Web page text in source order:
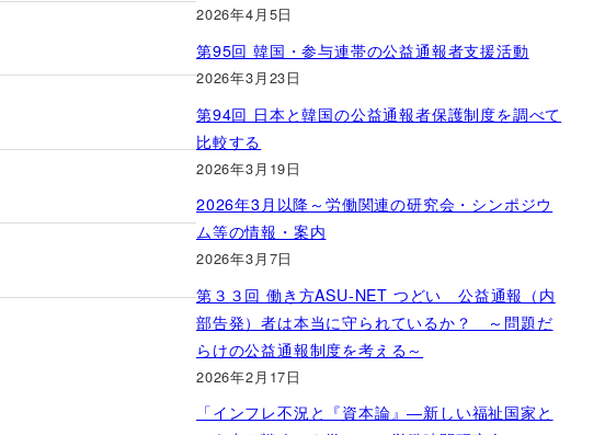
2026年4月5日
第95回 韓国・参与連帯の公益通報者支援活動
2026年3月23日
第94回 日本と韓国の公益通報者保護制度を調べて
比較する
2026年3月19日
2026年3月以降～労働関連の研究会・シンポジウ
ム等の情報・案内
2026年3月7日
第３３回 働き方ASU-NET つどい 公益通報（内
部告発）者は本当に守られているか？ ～問題だ
らけの公益通報制度を考える～
2026年2月17日
「インフレ不況と『資本論』―新しい福祉国家と